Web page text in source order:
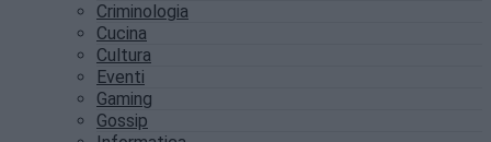
Criminologia
Cucina
Cultura
Eventi
Gaming
Gossip